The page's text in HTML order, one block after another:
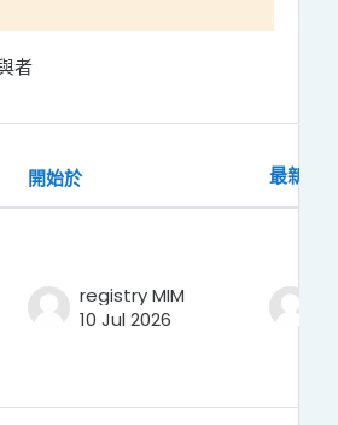
者
開始於 最新貼
registry MIM
10 Jul 2026